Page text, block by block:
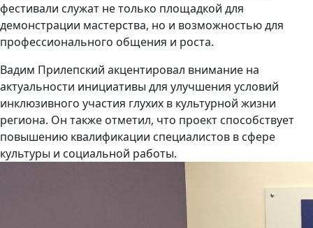
фестивали служат не только площадкой для
демонстрации мастерства, но и возможностью для
профессионального общения и роста.
Вадим Прилепский акцентировал внимание на
актуальности инициативы для улучшения условий
инклюзивного участия глухих в культурной жизни
региона. Он также отметил, что проект способствует
повышению квалификации специалистов в сфере
культуры и социальной работы.